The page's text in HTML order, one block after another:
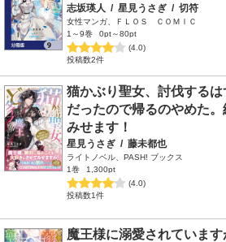
志坂瑛人 / 星見うさぎ / 切符
女性マンガ、ＦＬＯＳ ＣＯＭＩＣ
1～9巻
0pt～80pt
(4.0)
投稿数2件
猫かぶり聖女、討伐する
だったので帰るのやめた
みせます！
星見うさぎ / 藤未都也
ライトノベル、PASH! ブックス
1巻
1,300pt
(4.0)
投稿数1件
魔王様に溺愛されていま